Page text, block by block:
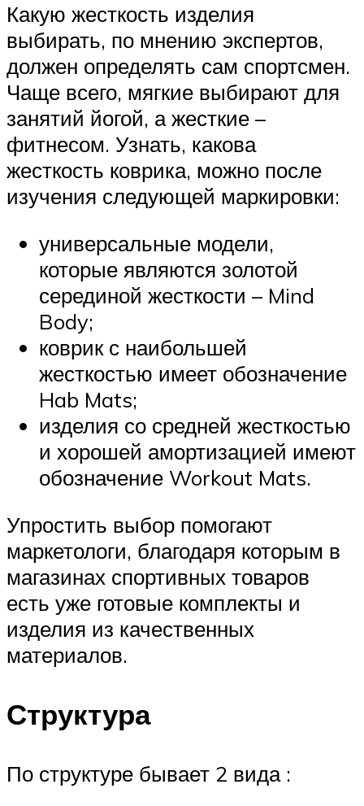
Какую жесткость изделия
выбирать, по мнению экспертов,
должен определять сам спортсмен.
Чаще всего, мягкие выбирают для
занятий йогой, а жесткие –
фитнесом. Узнать, какова
жесткость коврика, можно после
изучения следующей маркировки:
универсальные модели,
которые являются золотой
серединой жесткости – Mind
Body;
коврик с наибольшей
жесткостью имеет обозначение
Hab Mats;
изделия со средней жесткостью
и хорошей амортизацией имеют
обозначение Workout Mats.
Упростить выбор помогают
маркетологи, благодаря которым в
магазинах спортивных товаров
есть уже готовые комплекты и
изделия из качественных
материалов.
Структура
По структуре бывает 2 вида :